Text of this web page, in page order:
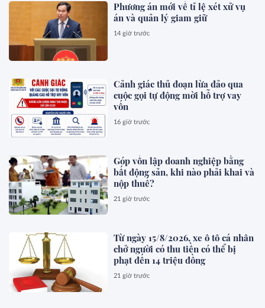
Phương án mới về tỉ lệ xét xử vụ
án và quản lý giam giữ
14 giờ trước
Cảnh giác thủ đoạn lừa đảo qua
cuộc gọi tự động mời hỗ trợ vay
vốn
16 giờ trước
Góp vốn lập doanh nghiệp bằng
bất động sản, khi nào phải khai và
nộp thuế?
21 giờ trước
Từ ngày 15/8/2026, xe ô tô cá nhân
chở người có thu tiền có thể bị
phạt đến 14 triệu đồng
21 giờ trước